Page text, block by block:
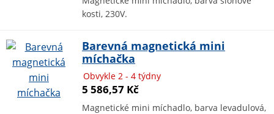
kosti, 230V.
Barevná magnetická mini
míchačka
Obvykle 2 - 4 týdny
5 586,57 Kč
Magnetické mini míchadlo, barva levadulová,